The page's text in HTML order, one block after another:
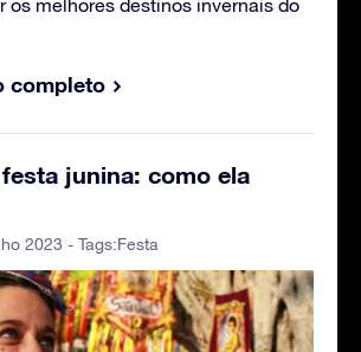
os melhores destinos invernais do
completo
junina: como ela
2023 - Tags:Festa